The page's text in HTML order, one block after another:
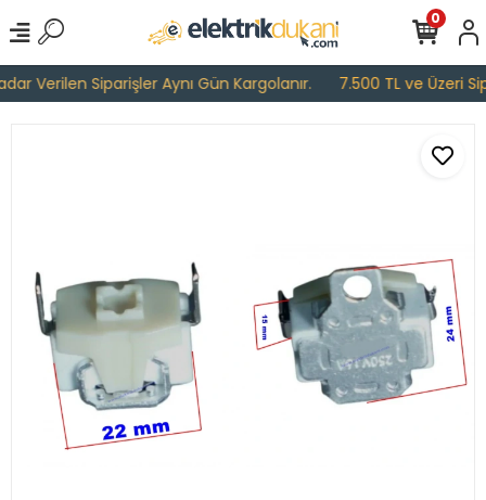
Verilen Siparişler Aynı Gün Kargolanır. 7.500 TL ve Üzeri
0